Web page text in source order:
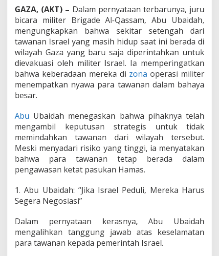
a
r
h
T
a
w
a
n
a
a
s
i
h
d
Z
a
S
r
a
n
g
GAZA, (AKT) – Dalam pernyataan terbarunya, juru
bicara militer Brigade Al-Qassam, Abu Ubaidah,
mengungkapkan bahwa sekitar setengah dari
tawanan Israel yang masih hidup saat ini berada di
wilayah Gaza yang baru saja diperintahkan untuk
dievakuasi oleh militer Israel. Ia memperingatkan
bahwa keberadaan mereka di zona operasi militer
menempatkan nyawa para tawanan dalam bahaya
besar.
Abu Ubaidah menegaskan bahwa pihaknya telah
mengambil keputusan strategis untuk tidak
memindahkan tawanan dari wilayah tersebut.
Meski menyadari risiko yang tinggi, ia menyatakan
bahwa para tawanan tetap berada dalam
pengawasan ketat pasukan Hamas.
1. Abu Ubaidah: “Jika Israel Peduli, Mereka Harus
Segera Negosiasi”
Dalam pernyataan kerasnya, Abu Ubaidah
mengalihkan tanggung jawab atas keselamatan
para tawanan kepada pemerintah Israel.